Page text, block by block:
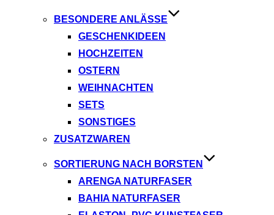
BESONDERE ANLÄSSE
GESCHENKIDEEN
HOCHZEITEN
OSTERN
WEIHNACHTEN
SETS
SONSTIGES
ZUSATZWAREN
SORTIERUNG NACH BORSTEN
ARENGA NATURFASER
BAHIA NATURFASER